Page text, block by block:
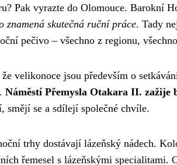
Pak vyrazte do Olomouce. Barokní
znamená skutečná ruční práce. Tady
pečivo – všechno z regionu,
velikonoce jsou především o
Náměstí Přemysla Otakara II. zažije
smějí se a sdílejí společné chvíle.
trhy dostávají lázeňský nádech.
řemesel s lázeňskými